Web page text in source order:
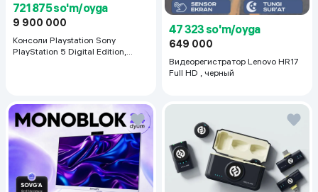
721 875 so'm/oyga
9 900 000
Консоли Playstation Sony
PlayStation 5 Digital Edition,
47 323 so'm/oyga
649 000
Видеорегистратор Lenovo HR17
Full HD , черный